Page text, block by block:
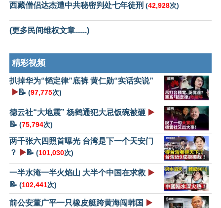
西藏僧侣达杰遭中共秘密判处七年徒刑 (42,928次)
(更多民间维权文章......)
精彩视频
扒掉华为“韬定律”底裤 黄仁勋“实话实说”
▶️📝 (97,775次)
德云社“大地震” 杨鹤通犯大忌饭碗被砸 ▶️
📝 (75,794次)
两千张六四照首曝光 台湾是下一个天安门
？
▶️📝 (101,030次)
一半水淹一半火焰山 大半个中国在求救 ▶️
📝 (102,441次)
前公安董广平一只橡皮艇跨黄海闯韩国 ▶️